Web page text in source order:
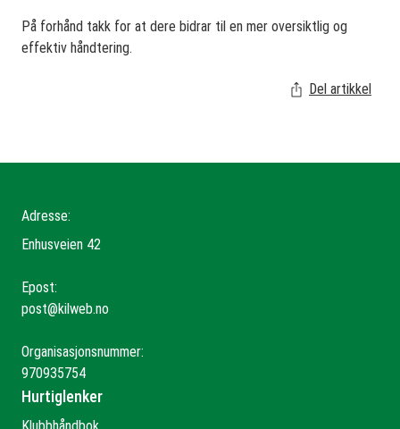
På forhånd takk for at dere bidrar til en mer oversiktlig og
effektiv håndtering.
Del artikkel
Adresse:
Enhusveien 42
Epost:
post@kilweb.no
Organisasjonsnummer:
970935754
Hurtiglenker